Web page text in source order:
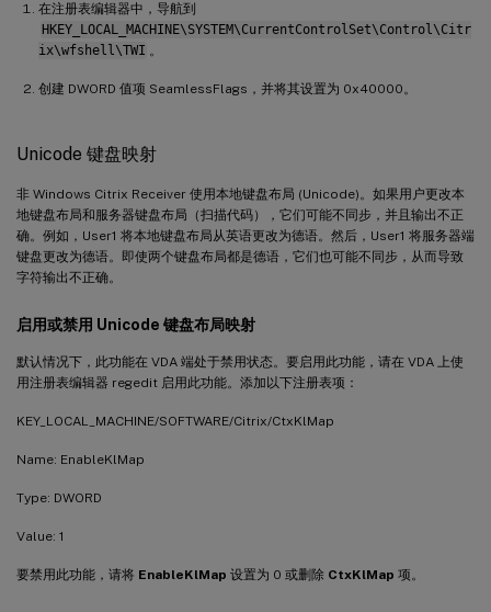
在注册表编辑器中，导航到
HKEY_LOCAL_MACHINE\SYSTEM\CurrentControlSet\Control\Citr
ix\wfshell\TWI 。
创建 DWORD 值项 SeamlessFlags，并将其设置为 0x40000。
Unicode 键盘映射
非 Windows Citrix Receiver 使用本地键盘布局 (Unicode)。如果用户更改本
地键盘布局和服务器键盘布局（扫描代码），它们可能不同步，并且输出不正
确。例如，User1 将本地键盘布局从英语更改为德语。然后，User1 将服务器端
键盘更改为德语。即使两个键盘布局都是德语，它们也可能不同步，从而导致
字符输出不正确。
启用或禁用 Unicode 键盘布局映射
默认情况下，此功能在 VDA 端处于禁用状态。要启用此功能，请在 VDA 上使
用注册表编辑器 regedit 启用此功能。添加以下注册表项：
KEY_LOCAL_MACHINE/SOFTWARE/Citrix/CtxKlMap
Name: EnableKlMap
Type: DWORD
Value: 1
要禁用此功能，请将 EnableKlMap 设置为 0 或删除 CtxKlMap 项。